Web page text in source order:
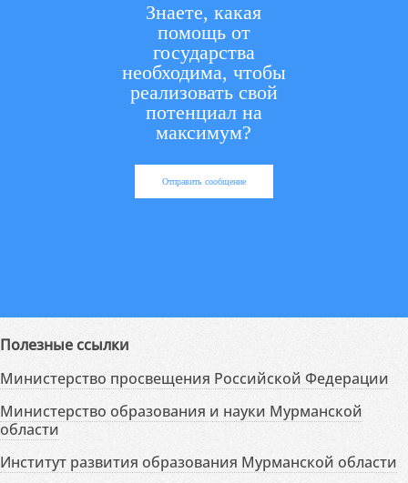
Знаете, какая
помощь от
государства
необходима, чтобы
реализовать свой
потенциал на
максимум?
Отправить сообщение
Полезные ссылки
Министерство просвещения Российской Федерации
Министерство образования и науки Мурманской
области
Институт развития образования Мурманской области